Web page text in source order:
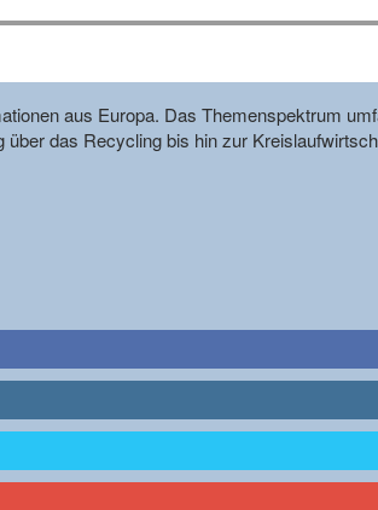
aus Europa. Das Themenspektrum
das Recycling bis hin zur